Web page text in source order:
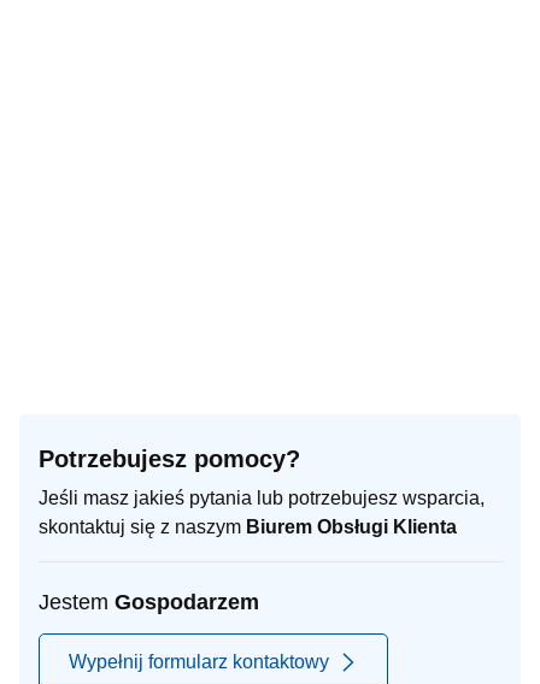
Potrzebujesz pomocy?
Jeśli masz jakieś pytania lub potrzebujesz wsparcia,
skontaktuj się z naszym Biurem Obsługi Klienta
Jestem Gospodarzem
Wypełnij formularz kontaktowy